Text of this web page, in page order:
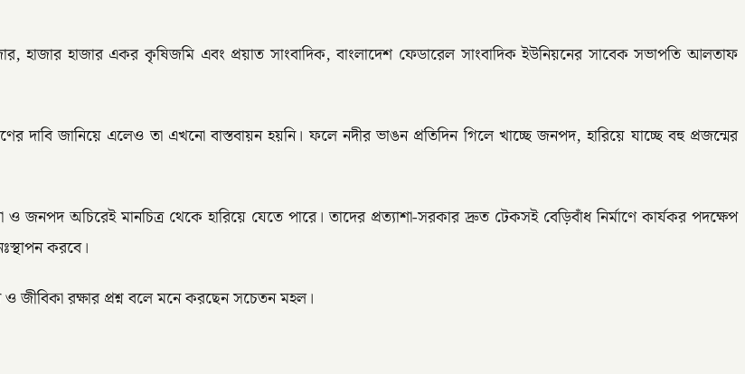
হাজার হাজার একর কৃষিজমি এবং প্রয়াত সাংবাদিক, বাংলাদেশ ফেডারেল সাংবাদিক ইউনিয়নের সাবেক সভাপতি আলতাফ
দাবি জানিয়ে এলেও তা এখনো বাস্তবায়ন হয়নি। ফলে নদীর ভাঙন প্রতিদিন গিলে খাচ্ছে জনপদ, হারিয়ে যাচ্ছে বহু প্রজন্মের
জনপদ অচিরেই মানচিত্র থেকে হারিয়ে যেতে পারে। তাদের প্রত্যাশা-সরকার দ্রুত টেকসই বেড়িবাঁধ নির্মাণে কার্যকর পদক্ষেপ
করবে।
জীবিকা রক্ষার প্রশ্ন বলে মনে করছেন সচেতন মহল।